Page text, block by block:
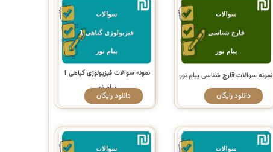
نمونه سوالات قارچ شناسی پیام نور
دانلود رایگان
نمونه سوالات فیزیولوژی گیاهی 1
پیام نور
دانلود رایگان